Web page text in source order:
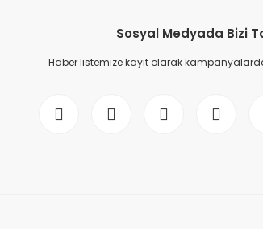
Sosyal Medyada Bizi
Haber listemize kayıt olarak